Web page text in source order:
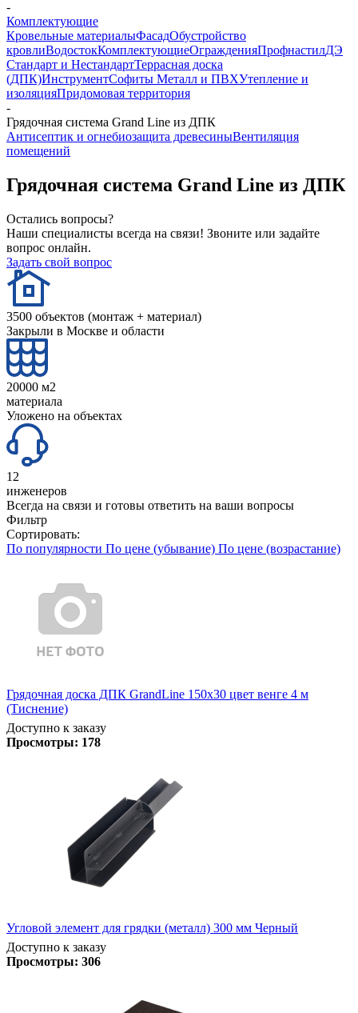
-
Комплектующие
Кровельные материалыФасадОбустройство
кровлиВодостокКомплектующиеОгражденияПрофнастилДЭ
Стандарт и НестандартТеррасная доска
(ДПК)ИнструментСофиты Металл и ПВХУтепление и
изоляцияПридомовая территория
-
Грядочная система Grand Line из ДПК
Антисептик и огнебиозащита древесиныВентиляция
помещений
Грядочная система Grand Line из ДПК
Остались вопросы?
Наши специалисты всегда на связи! Звоните или задайте
вопрос онлайн.
Задать свой вопрос
3500 объектов (монтаж + материал)
Закрыли в Москве и области
20000 м2
материала
Уложено на объектах
12
инженеров
Всегда на связи и готовы ответить на ваши вопросы
Фильтр
Сортировать:
По популярности По цене (убывание) По цене (возрастание)
Грядочная доска ДПК GrandLine 150х30 цвет венге 4 м
(Тиснение)
Доступно к заказу
Просмотры: 178
Угловой элемент для грядки (металл) 300 мм Черный
Доступно к заказу
Просмотры: 306